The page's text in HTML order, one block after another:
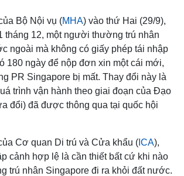
Bộ Nội vụ (MHA) vào thứ Hai (29/9),
tháng 12, một người thường trú nhân
ngoài mà không có giấy phép tái nhập
180 ngày để nộp đơn xin một cái mới,
PR Singapore bị mất. Thay đổi này là
trình vận hành theo giai đoạn của Đạo
đổi) đã được thông qua tại quốc hội
Cơ quan Di trú và Cửa khẩu ( ICA),
cảnh hợp lệ là cần thiết bất cứ khi nào
trú nhân Singapore đi ra khỏi đất nước.